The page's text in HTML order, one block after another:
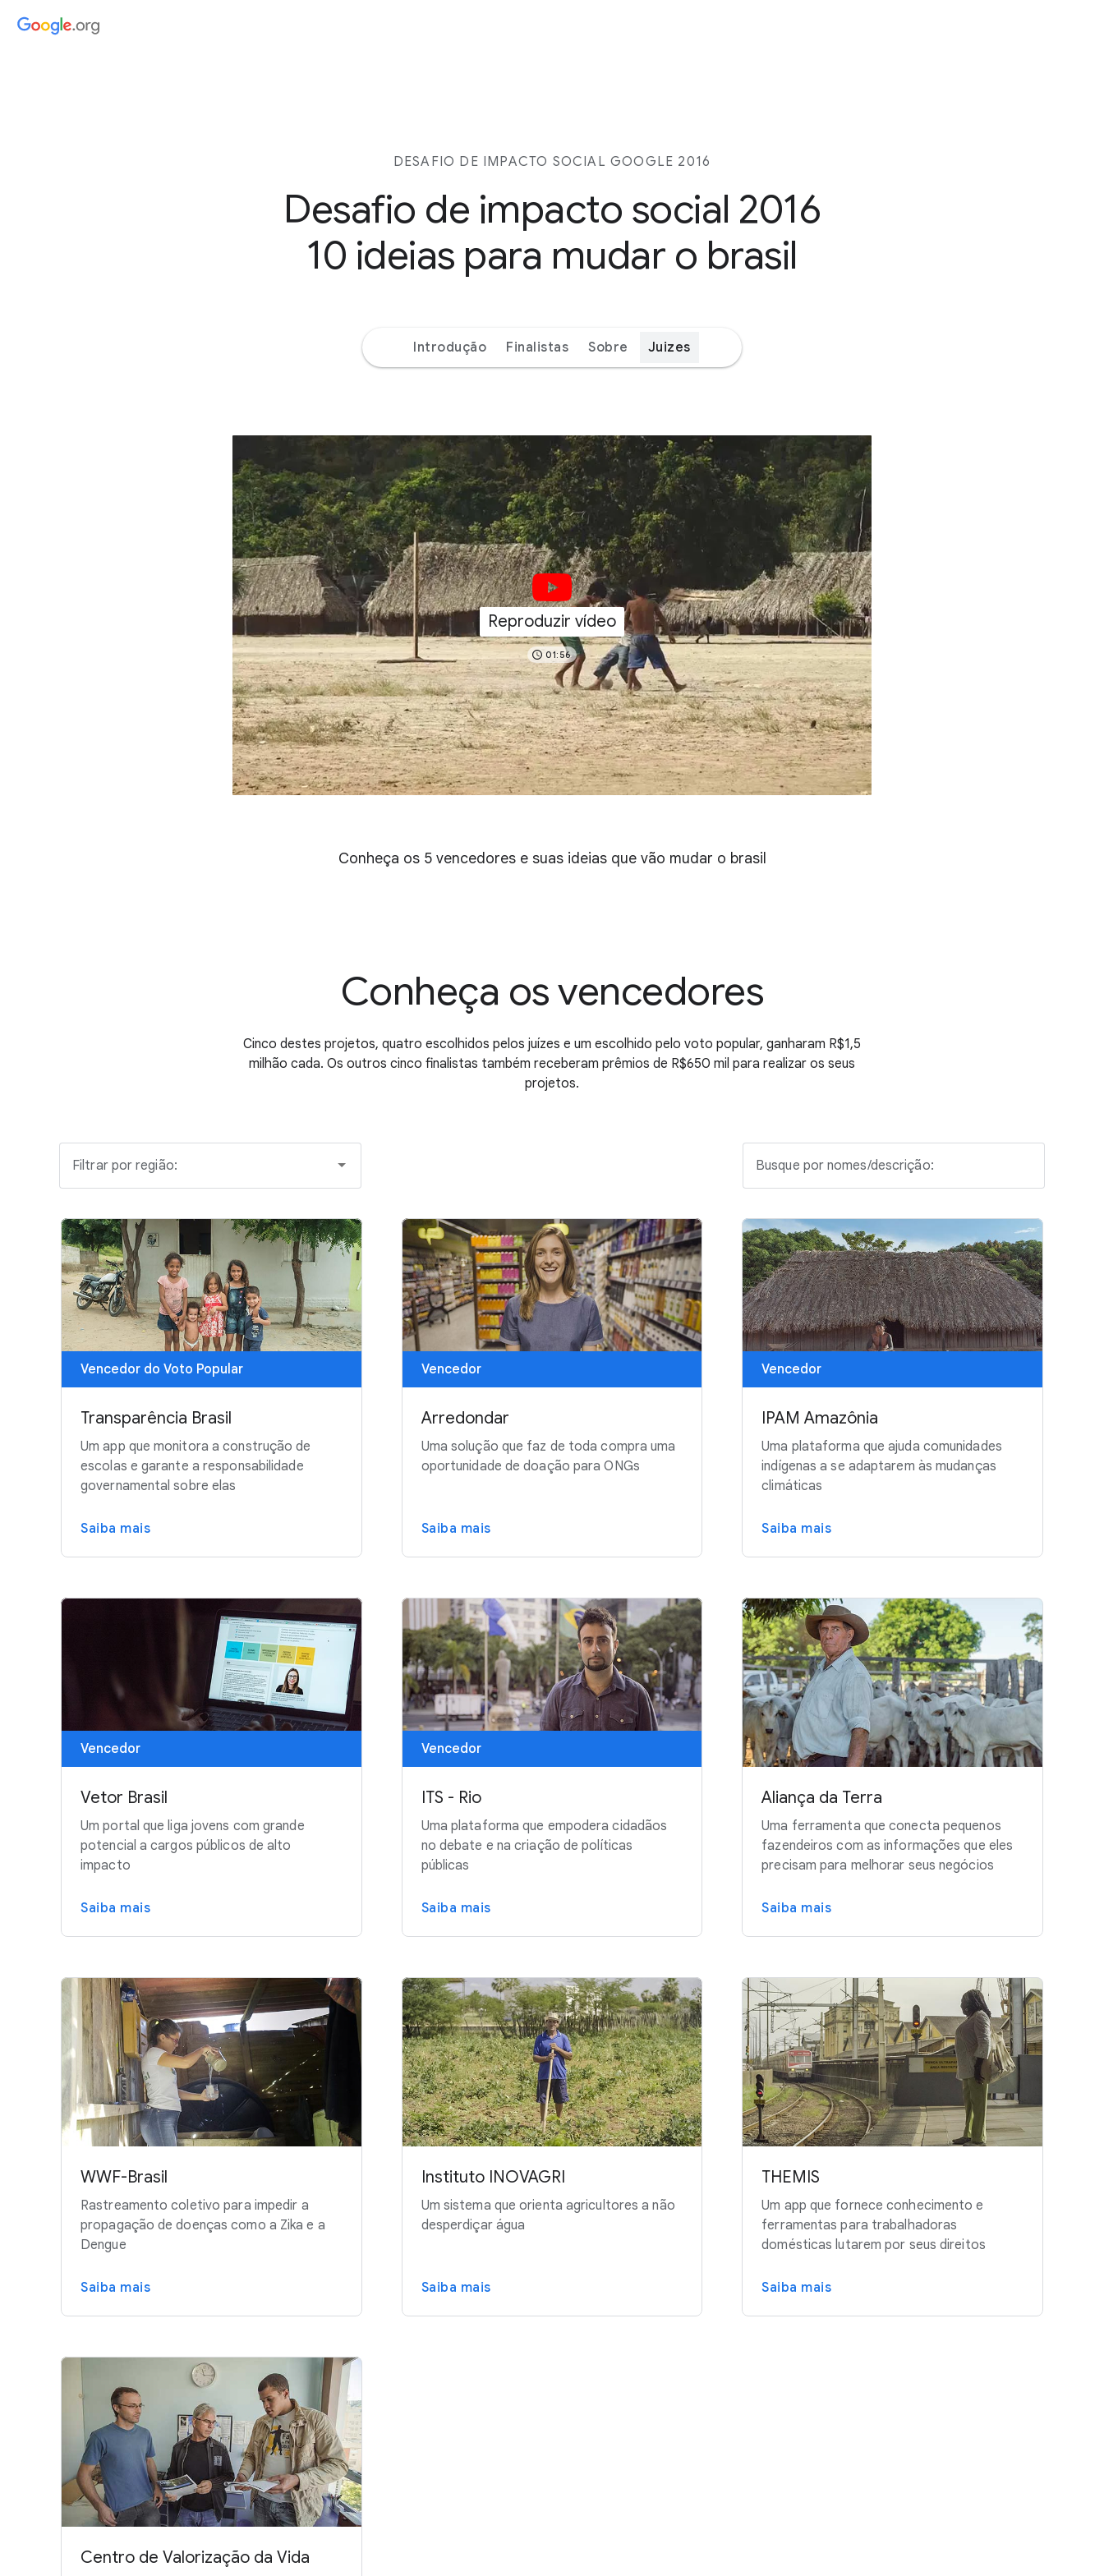
DESAFIO DE IMPACTO SOCIAL GOOGLE 2016
Desafio de impacto social 2016
10 ideias para mudar o brasil
Introdução Finalistas Sobre Juizes
Reproduzir vídeo
01:56
Conheça os 5 vencedores e suas ideias que vão mudar o brasil
Conheça os vencedores
Cinco destes projetos, quatro escolhidos pelos juízes e um escolhido pelo voto popular, ganharam R$1,5
milhão cada. Os outros cinco finalistas também receberam prêmios de R$650 mil para realizar os seus
projetos.
Filtrar por região: Busque por nomes/descrição:
Vencedor do Voto Popular
Transparência Brasil
Um app que monitora a construção de
escolas e garante a responsabilidade
governamental sobre elas
Saiba mais
Vencedor
Arredondar
Uma solução que faz de toda compra uma
oportunidade de doação para ONGs
Saiba mais
Vencedor
IPAM Amazônia
Uma plataforma que ajuda comunidades
indígenas a se adaptarem às mudanças
climáticas
Saiba mais
Vencedor
Vetor Brasil
Um portal que liga jovens com grande
potencial a cargos públicos de alto
impacto
Saiba mais
Vencedor
ITS - Rio
Uma plataforma que empodera cidadãos
no debate e na criação de políticas
públicas
Saiba mais
Aliança da Terra
Uma ferramenta que conecta pequenos
fazendeiros com as informações que eles
precisam para melhorar seus negócios
Saiba mais
WWF-Brasil
Rastreamento coletivo para impedir a
propagação de doenças como a Zika e a
Dengue
Saiba mais
Instituto INOVAGRI
Um sistema que orienta agricultores a não
desperdiçar água
Saiba mais
THEMIS
Um app que fornece conhecimento e
ferramentas para trabalhadoras
domésticas lutarem por seus direitos
Saiba mais
Centro de Valorização da Vida